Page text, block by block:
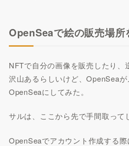
OpenSeaで絵の販売場所
NFTで自分の画像を販売したり、
沢山あるらしいけど、OpenSea
OpenSeaにしてみた。
サルは、ここから先で手間取って
OpenSeaでアカウント作成する